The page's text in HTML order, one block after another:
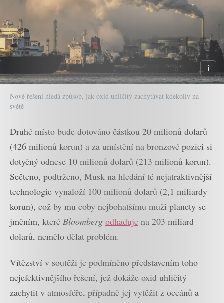
Nové řešení hledá způsob, jak oxid uhličitý zachytávat kdekoliv na
světě
Druhé místo bude dotováno částkou 20 milionů dolarů
(426 milionů korun) a za umístění na bronzové pozici si
dotyčný odnese 10 milionů dolarů (213 milionů korun).
Sečteno, podtrženo, Musk na hledání té nejatraktivnější
technologie vynaloží 100 milionů dolarů (2,1 miliardy
korun), což by mu coby nejbohatšímu muži planety se
jměním, které Bloomberg odhaduje na 203 miliard
dolarů, nemělo dělat problém.
Vítězství v soutěži je podmíněno představením toho
nejefektivnějšího řešení, jež dokáže oxid uhličitý
zachytit v atmosféře, případně jej vytěžit z oceánů a